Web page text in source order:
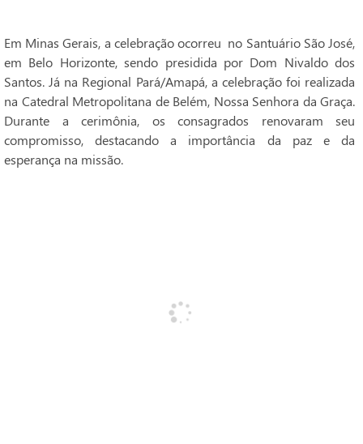
Em Minas Gerais, a celebração ocorreu no Santuário São José,
em Belo Horizonte, sendo presidida por Dom Nivaldo dos
Santos. Já na Regional Pará/Amapá, a celebração foi realizada
na Catedral Metropolitana de Belém, Nossa Senhora da Graça.
Durante a cerimônia, os consagrados renovaram seu
compromisso, destacando a importância da paz e da
esperança na missão.